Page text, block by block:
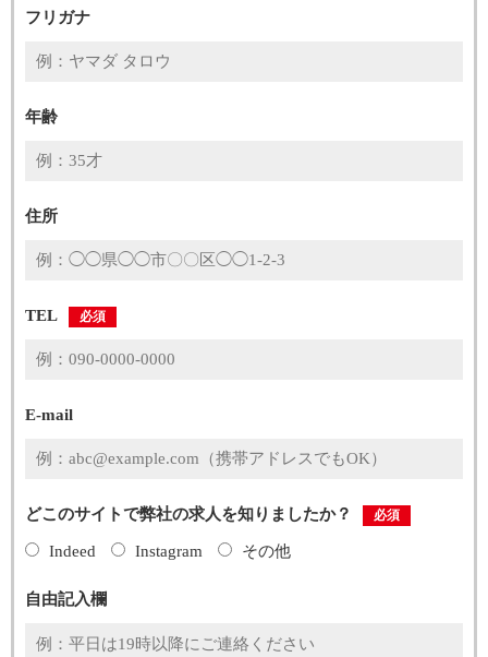
フリガナ
年齢
住所
TEL 必須
E-mail
どこのサイトで弊社の求人を知りましたか？ 必須
Indeed Instagram その他
自由記入欄